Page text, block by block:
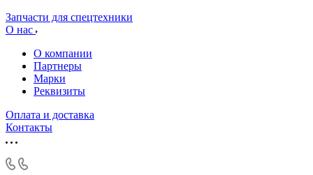
Запчасти для спецтехники
О нас
О компании
Партнеры
Марки
Реквизиты
Оплата и доставка
Контакты